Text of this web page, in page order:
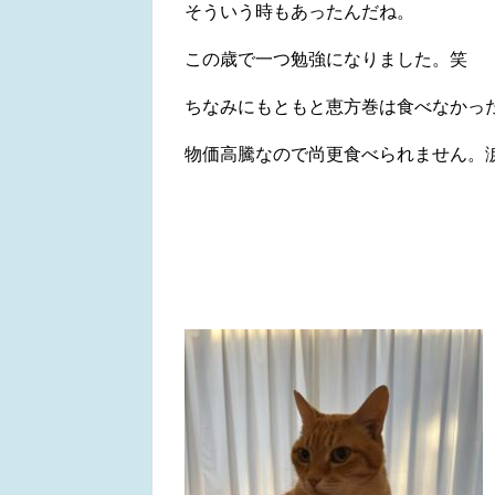
そういう時もあったんだね。
この歳で一つ勉強になりました。笑
ちなみにもともと恵方巻は食べなかっ
物価高騰なので尚更食べられません。